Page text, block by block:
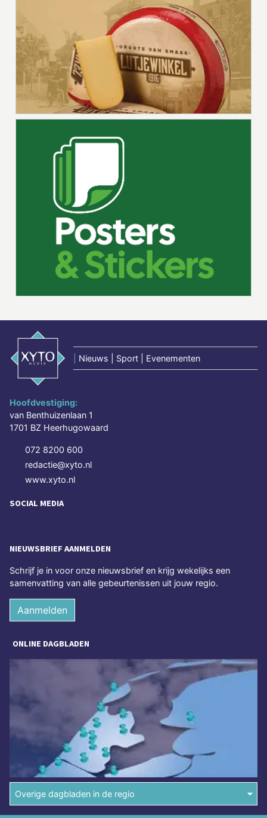
Nieuws | Sport | Evenementen
Hoofdvestiging:
van Benthuizenlaan 1
1701 BZ Heerhugowaard
072 8200 600
redactie@xyto.nl
www.xyto.nl
SOCIAL MEDIA
NIEUWSBRIEF AANMELDEN
Schrijf je in voor onze nieuwsbrief en krijg wekelijks een
samenvatting van alle gebeurtenissen uit jouw regio.
Aanmelden
ONLINE DAGBLADEN
Overige dagbladen in de regio